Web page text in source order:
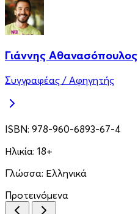
Γιάννης Αθανασόπουλος
Συγγραφέας / Αφηγητής
ISBN: 978-960-6893-67-4
Ηλικία: 18+
Γλώσσα: Ελληνικά
Προτεινόμενα